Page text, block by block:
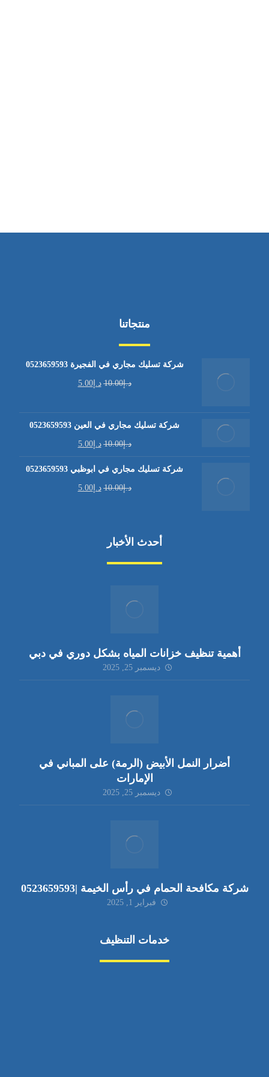
منتجاتنا
شركة تسليك مجاري في الفجيرة 0523659593
د.إ10.00 د.إ5.00
شركة تسليك مجاري في العين 0523659593
د.إ10.00 د.إ5.00
شركة تسليك مجاري في ابوظبي 0523659593
د.إ10.00 د.إ5.00
أحدث الأخبار
أهمية تنظيف خزانات المياه بشكل دوري في دبي
ديسمبر 25, 2025
أضرار النمل الأبيض (الرمة) على المباني في
الإمارات
ديسمبر 25, 2025
شركة مكافحة الحمام في رأس الخيمة |0523659593
فبراير 1, 2025
خدمات التنظيف